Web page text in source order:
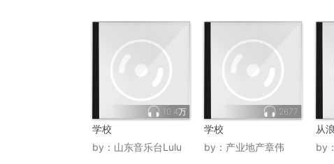
10.4万
学校
by： 山东音乐台Lulu
2677
学校
by： 产业地产章伟
从
by：